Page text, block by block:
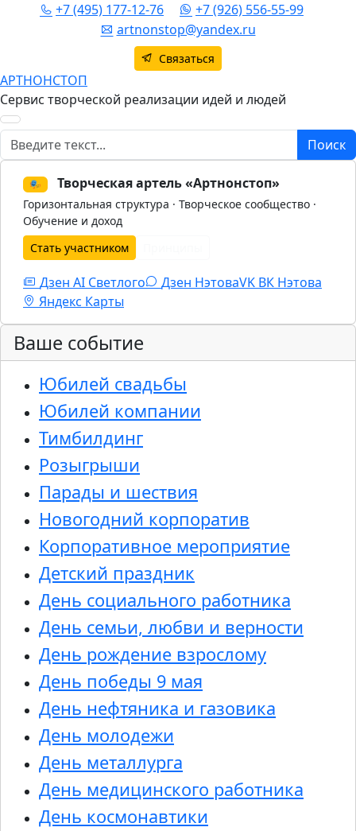
+7 (495) 177-12-76
+7 (926) 556-55-99
artnonstop@yandex.ru
Связаться
АРТНОНСТОП
Сервис творческой реализации идей и людей
Поиск Поиск
🎭 Творческая артель «Артнонстоп»
Горизонтальная структура · Творческое сообщество ·
Обучение и доход
Стать участником
Дзен AI Светлого Дзен НэтоваVK ВК Нэтова
Яндекс Карты
Ваше событие
Юбилей свадьбы
Юбилей компании
Тимбилдинг
Розыгрыши
Парады и шествия
Новогодний корпоратив
Корпоративное мероприятие
Детский праздник
День социального работника
День семьи, любви и верности
День рождение взрослому
День победы 9 мая
День нефтяника и газовика
День молодежи
День металлурга
День медицинского работника
День космонавтики